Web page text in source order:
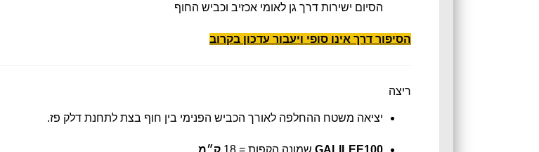
הסיום ישירות דרך גן לאומי אכזיב וכביש החוף
הסיפור דרך אינו סופי ויעבור עדכון בקרוב
ריצה
יציאה משטח ההחלפה לאורך הכביש הפנימי בין חוף בצת לתחנת דלק פז.
GALILEE100 שמונה הקפות = 18 ק״מ